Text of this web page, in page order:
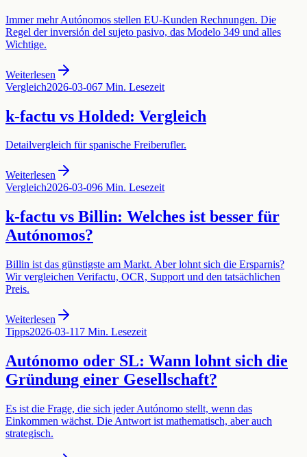
Immer mehr Autónomos stellen EU-Kunden Rechnungen. Die
Regel der inversión del sujeto pasivo, das Modelo 349 und alles
Wichtige.
Weiterlesen
Vergleich2026-03-067 Min. Lesezeit
k-factu vs Holded: Vergleich
Detailvergleich für spanische Freiberufler.
Weiterlesen
Vergleich2026-03-096 Min. Lesezeit
k-factu vs Billin: Welches ist besser für
Autónomos?
Billin ist das günstigste am Markt. Aber lohnt sich die Ersparnis?
Wir vergleichen Verifactu, OCR, Support und den tatsächlichen
Preis.
Weiterlesen
Tipps2026-03-11 7 Min. Lesezeit
Autónomo oder SL: Wann lohnt sich die
Gründung einer Gesellschaft?
Es ist die Frage, die sich jeder Autónomo stellt, wenn das
Einkommen wächst. Die Antwort ist mathematisch, aber auch
strategisch.